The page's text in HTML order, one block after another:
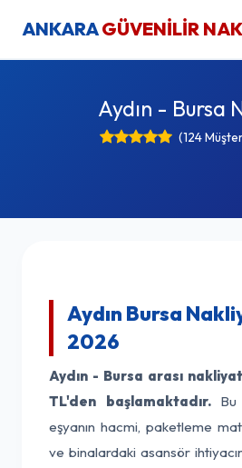
ANKARAGÜVENİLİR
Aydın - Bursa
(124
Aydın Bursa
2026
Aydın - Bursa arası
TL'den başlamaktadır.Bu
eşyanın hacmi, paketleme
ve binalardaki asansör